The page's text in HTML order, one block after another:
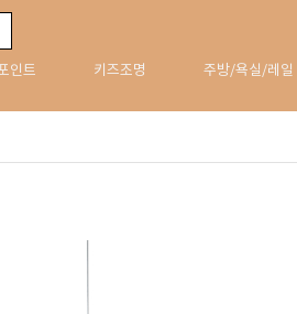
인트 키즈조명 주방/욕실/레일